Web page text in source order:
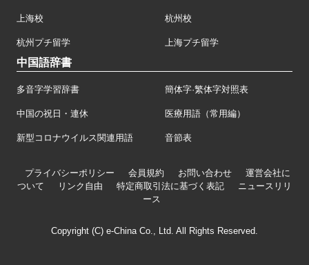
上海校 杭州校
杭州プチ留学 上海プチ留学
中国語辞書
多音字学習辞書 簡体字·繁体字対照表
中国の祝日・連休 医療用語（常用編）
新型コロナウイルス関連用語 音節表
プライバシーポリシー 会員規約 お問い合わせ
運営会社に
ついて
リンク自由 特定商取引法に基づく表記
ニュースリリ
ース
Copyright (C) e-China Co., Ltd. All Rights Reserved.